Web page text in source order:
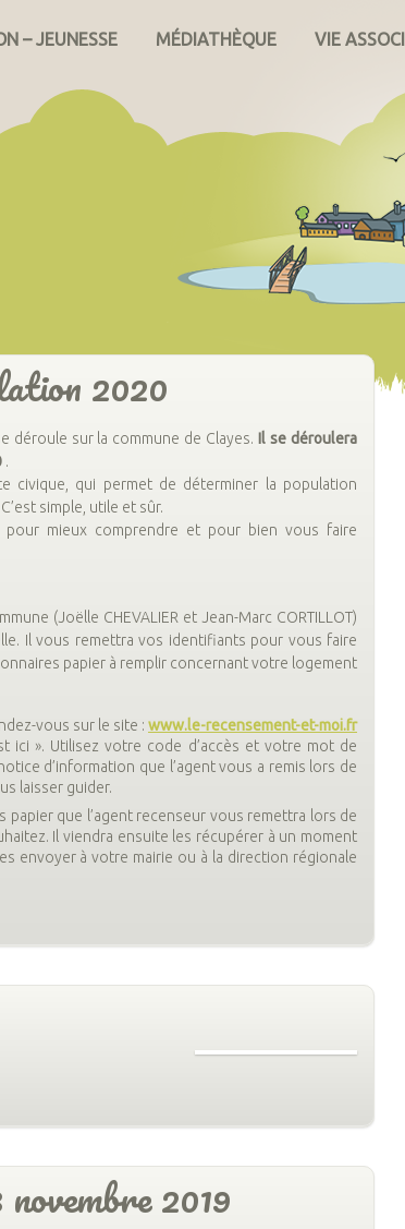
– JEUNESSE MÉDIATHÈQUE VIE
2020
déroule sur la commune de Clayes. Il se déroulera
.
civique, qui permet de déterminer la population
simple, utile et sûr.
mieux comprendre et pour bien vous faire
(Joëlle CHEVALIER et Jean-Marc CORTILLOT)
Il vous remettra vos identifiants pour vous faire
papier à remplir concernant votre logement
vous sur le site : www.le-recensement-et-moi.fr
ici ». Utilisez votre code d’accès et votre mot de
d’information que l’agent vous a remis lors de
laisser guider.
papier que l’agent recenseur vous remettra lors de
Il viendra ensuite les récupérer à un moment
envoyer à votre mairie ou à la direction régionale
2019